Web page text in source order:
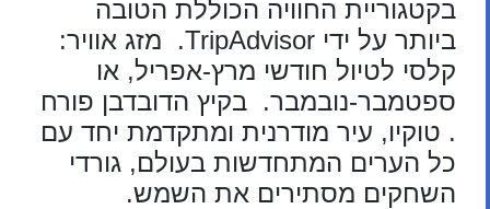
בקטגוריית החוויה הכוללת הטובה
ביותר על ידי TripAdvisor. מזג אוויר:
קלסי לטיול חודשי מרץ-אפריל, או
ספטמבר-נובמבר. בקיץ הדובדבן פורח
. טוקיו, עיר מודרנית ומתקדמת יחד עם
כל הערים המתחדשות בעולם, גורדי
השחקים מסתירים את השמש.